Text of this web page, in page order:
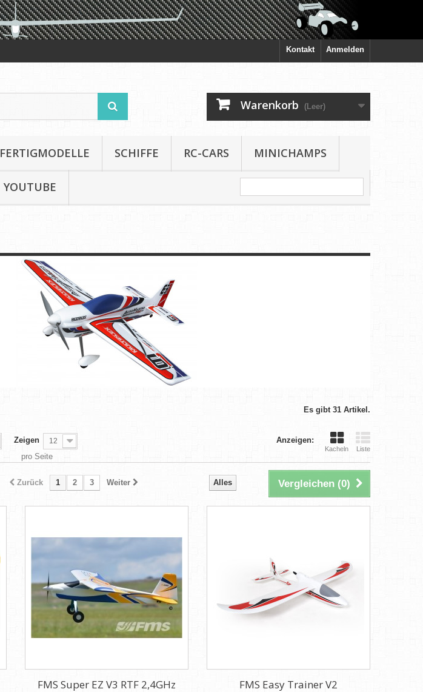
Anmelden
Kontakt
Warenkorb (Leer)
FERTIGMODELLE SCHIFFE RC-CARS MINICHAMPS
YOUTUBE
Es gibt 31 Artikel.
Anzeigen:
Kacheln Liste
Zeigen 12
pro Seite
Vergleichen (0)
Alles
Zurück 1 2 3 Weiter
FMS Super EZ V3 RTF 2,4GHz FMS Easy Trainer V2